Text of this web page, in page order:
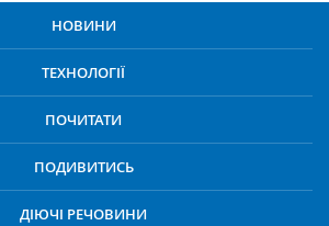
НОВИНИ
ТЕХНОЛОГІЇ
ПОЧИТАТИ
ПОДИВИТИСЬ
ДІЮЧІ РЕЧОВИНИ